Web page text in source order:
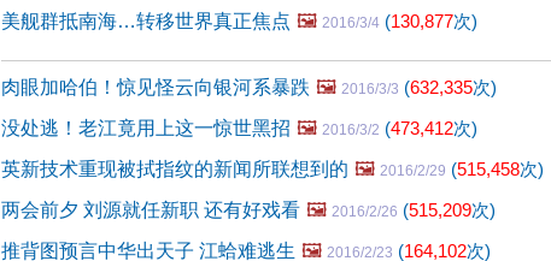
美舰群抵南海…转移世界真正焦点 🖼️ 2016/3/4 (130,877次)
肉眼加哈伯！惊见怪云向银河系暴跌 🖼️ 2016/3/3 (632,335次)
没处逃！老江竟用上这一惊世黑招 🖼️ 2016/3/2 (473,412次)
英新技术重现被拭指纹的新闻所联想到的 🖼️ 2016/2/29 (515,458次)
两会前夕 刘源就任新职 还有好戏看 🖼️ 2016/2/26 (515,209次)
推背图预言中华出天子 江蛤难逃生 🖼️ 2016/2/23 (164,102次)